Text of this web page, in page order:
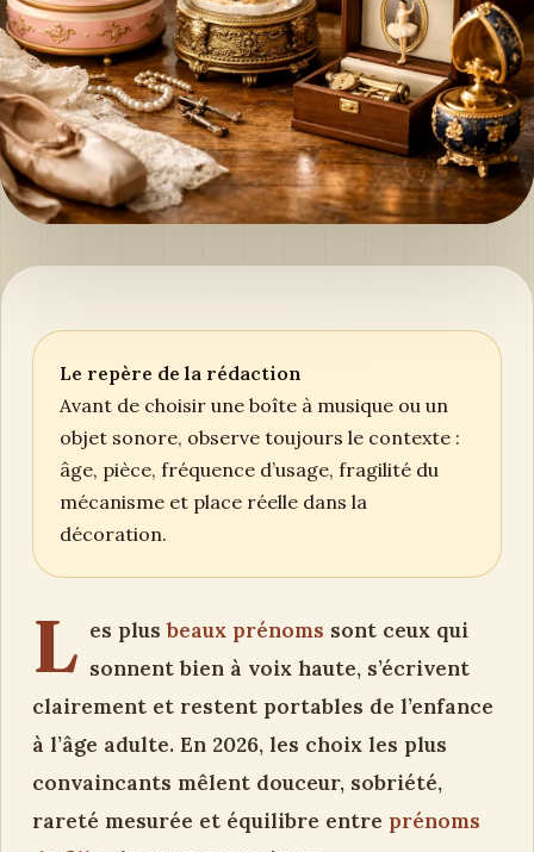
Le repère de la rédaction
Avant de choisir une boîte à musique ou un
objet sonore, observe toujours le contexte :
âge, pièce, fréquence d’usage, fragilité du
mécanisme et place réelle dans la
décoration.
L es plusbeaux prénoms sont ceux qui
sonnent bien à voix haute, s’écrivent
clairement et restent portables de l’enfance
à l’âge adulte. En 2026, les choix les plus
convaincants mêlent douceur, sobriété,
rareté mesurée et équilibre entre prénoms